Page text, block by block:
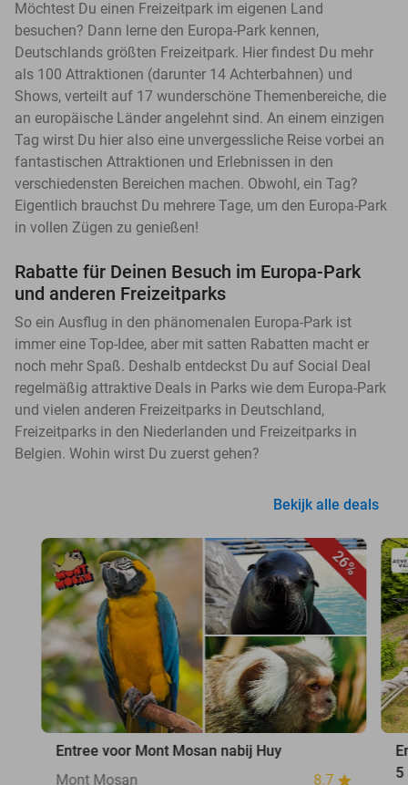
Möchtest Du einen Freizeitpark im eigenen Land
besuchen? Dann lerne den Europa-Park kennen,
Deutschlands größten Freizeitpark. Hier findest Du mehr
als 100 Attraktionen (darunter 14 Achterbahnen) und
Shows, verteilt auf 17 wunderschöne Themenbereiche, die
an europäische Länder angelehnt sind. An einem einzigen
Tag wirst Du hier also eine unvergessliche Reise vorbei an
fantastischen Attraktionen und Erlebnissen in den
verschiedensten Bereichen machen. Obwohl, ein Tag?
Eigentlich brauchst Du mehrere Tage, um den Europa-Park
in vollen Zügen zu genießen!
Rabatte für Deinen Besuch im Europa-Park
und anderen Freizeitparks
So ein Ausflug in den phänomenalen Europa-Park ist
immer eine Top-Idee, aber mit satten Rabatten macht er
noch mehr Spaß. Deshalb entdeckst Du auf Social Deal
regelmäßig attraktive Deals in Parks wie dem Europa-Park
und vielen anderen Freizeitparks in Deutschland,
Freizeitparks in den Niederlanden und Freizeitparks in
Belgien. Wohin wirst Du zuerst gehen?
Bekijk alle deals
26%
Entree voor Mont Mosan nabij Huy
Mont Mosan
8.7
5